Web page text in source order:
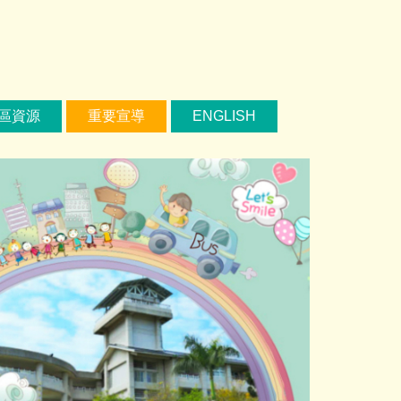
資源 重要宣導 ENGLISH